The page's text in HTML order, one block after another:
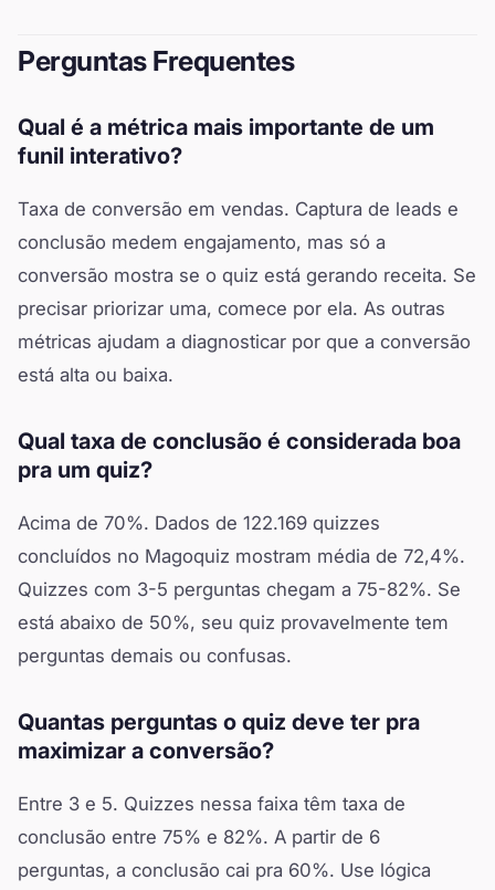
Perguntas Frequentes
Qual é a métrica mais importante de um
funil interativo?
Taxa de conversão em vendas. Captura de leads e
conclusão medem engajamento, mas só a
conversão mostra se o quiz está gerando receita. Se
precisar priorizar uma, comece por ela. As outras
métricas ajudam a diagnosticar por que a conversão
está alta ou baixa.
Qual taxa de conclusão é considerada boa
pra um quiz?
Acima de 70%. Dados de 122.169 quizzes
concluídos no Magoquiz mostram média de 72,4%.
Quizzes com 3-5 perguntas chegam a 75-82%. Se
está abaixo de 50%, seu quiz provavelmente tem
perguntas demais ou confusas.
Quantas perguntas o quiz deve ter pra
maximizar a conversão?
Entre 3 e 5. Quizzes nessa faixa têm taxa de
conclusão entre 75% e 82%. A partir de 6
perguntas, a conclusão cai pra 60%. Use lógica